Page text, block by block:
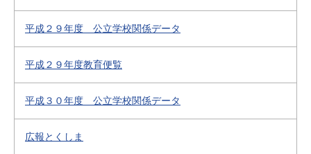
平成２９年度 公立学校関係データ
平成２９年度教育便覧
平成３０年度 公立学校関係データ
広報とくしま